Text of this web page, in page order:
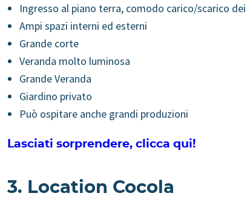
Ingresso al piano terra, comodo carico/scarico
Ampi spazi interni ed esterni
Grande corte
Veranda molto luminosa
Grande Veranda
Giardino privato
Può ospitare anche grandi produzioni
Lasciati sorprendere, clicca qui!
3. Location Cocola